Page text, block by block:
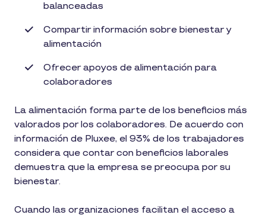
balanceadas
Compartir información sobre bienestar y
alimentación
Ofrecer apoyos de alimentación para
colaboradores
La alimentación forma parte de los beneficios más
valorados por los colaboradores. De acuerdo con
información de Pluxee, el 93% de los trabajadores
considera que contar con beneficios laborales
demuestra que la empresa se preocupa por su
bienestar.
Cuando las organizaciones facilitan el acceso a